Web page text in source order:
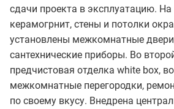
сдачи проекта в эксплуатацию.
керамогрнит, стены и потолки
установлены межкомнатные
сантехнические приборы. Во
предчистовая отделка white box,
межкомнатные перегородки,
по своему вкусу. Внедрена